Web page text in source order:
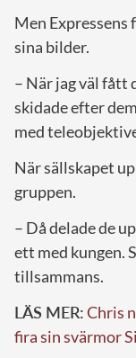
Men Expressens
sina bilder.
– När jag väl fått
skidade efter
med
När sällskapet
gruppen.
– Då delade de
ett med kungen.
tillsammans.
LÄS MER:Chris
fira sin svärmor